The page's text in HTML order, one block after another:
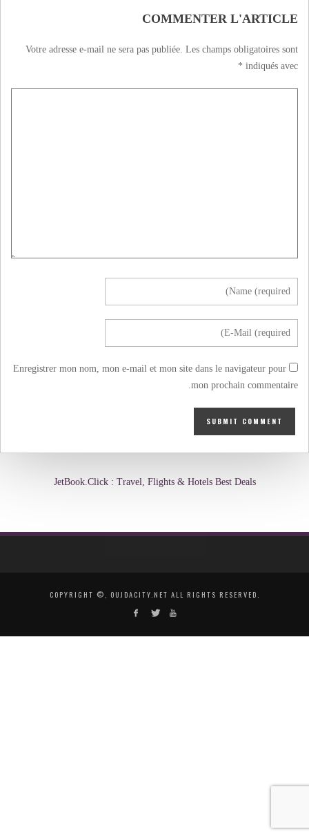
COMMENTER L'ARTICLE
Votre adresse e-mail ne sera pas publiée. Les champs obligatoires sont
indiqués avec
*
Enregistrer mon nom, mon e-mail et mon site dans le navigateur pour
mon prochain commentaire.
JetBook.Click : Travel, Flights & Hotels Best Deals
COPYRIGHT ©, OUJDACITY.NET ALL RIGHTS RESERVED.